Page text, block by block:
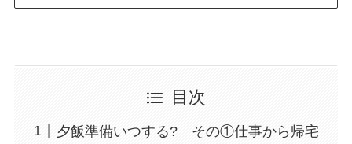
目次
夕飯準備いつする? その①仕事から帰宅